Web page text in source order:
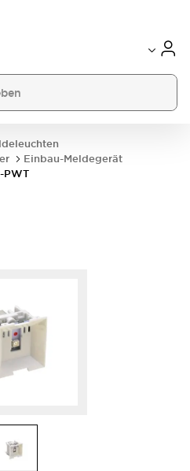
Einbau-Meldegerät
PWT